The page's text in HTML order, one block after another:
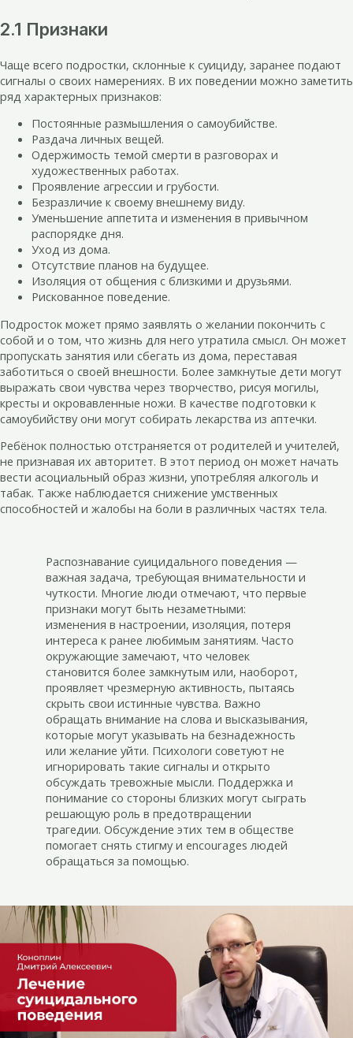
2.1 Признаки
Чаще всего подростки, склонные к суициду, заранее подают
сигналы о своих намерениях. В их поведении можно заметить
ряд характерных признаков:
Постоянные размышления о самоубийстве.
Раздача личных вещей.
Одержимость темой смерти в разговорах и
художественных работах.
Проявление агрессии и грубости.
Безразличие к своему внешнему виду.
Уменьшение аппетита и изменения в привычном
распорядке дня.
Уход из дома.
Отсутствие планов на будущее.
Изоляция от общения с близкими и друзьями.
Рискованное поведение.
Подросток может прямо заявлять о желании покончить с
собой и о том, что жизнь для него утратила смысл. Он может
пропускать занятия или сбегать из дома, переставая
заботиться о своей внешности. Более замкнутые дети могут
выражать свои чувства через творчество, рисуя могилы,
кресты и окровавленные ножи. В качестве подготовки к
самоубийству они могут собирать лекарства из аптечки.
Ребёнок полностью отстраняется от родителей и учителей,
не признавая их авторитет. В этот период он может начать
вести асоциальный образ жизни, употребляя алкоголь и
табак. Также наблюдается снижение умственных
способностей и жалобы на боли в различных частях тела.
Распознавание суицидального поведения —
важная задача, требующая внимательности и
чуткости. Многие люди отмечают, что первые
признаки могут быть незаметными:
изменения в настроении, изоляция, потеря
интереса к ранее любимым занятиям. Часто
окружающие замечают, что человек
становится более замкнутым или, наоборот,
проявляет чрезмерную активность, пытаясь
скрыть свои истинные чувства. Важно
обращать внимание на слова и высказывания,
которые могут указывать на безнадежность
или желание уйти. Психологи советуют не
игнорировать такие сигналы и открыто
обсуждать тревожные мысли. Поддержка и
понимание со стороны близких могут сыграть
решающую роль в предотвращении
трагедии. Обсуждение этих тем в обществе
помогает снять стигму и encourages людей
обращаться за помощью.